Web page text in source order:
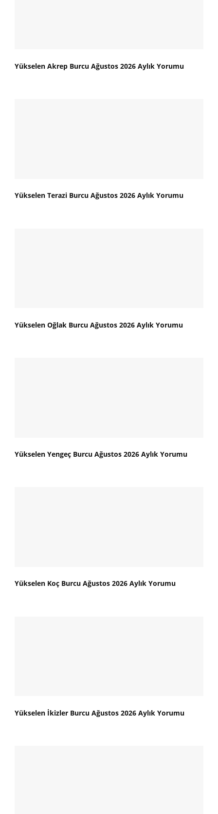
Yükselen Akrep Burcu Ağustos 2026 Aylık Yorumu
Yükselen Terazi Burcu Ağustos 2026 Aylık Yorumu
Yükselen Oğlak Burcu Ağustos 2026 Aylık Yorumu
Yükselen Yengeç Burcu Ağustos 2026 Aylık Yorumu
Yükselen Koç Burcu Ağustos 2026 Aylık Yorumu
Yükselen İkizler Burcu Ağustos 2026 Aylık Yorumu